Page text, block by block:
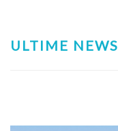
ULTIME NEWS